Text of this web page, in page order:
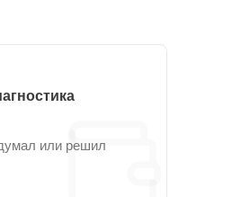
или решил